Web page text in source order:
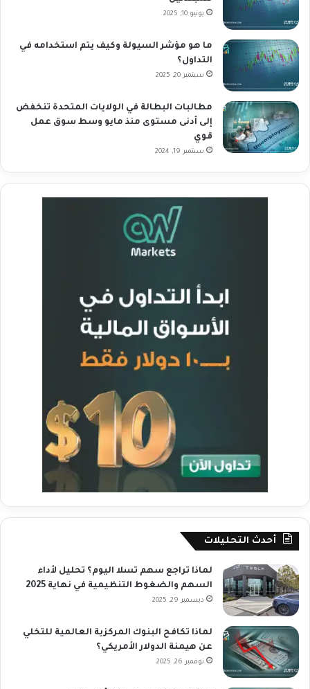
يونيو 10, 2025
ما هو مؤشر السيولة وكيف يتم استخدامه في
التداول؟
سبتمبر 20, 2025
مطالبات البطالة في الولايات المتحدة تنخفض
إلى أدنى مستوى منذ مايو وسط سوق عمل
قوي
سبتمبر 19, 2024
أحدث التحليلات
لماذا تراجع سهم تسلا اليوم؟ تحليل لأداء
السهم والضغوط التنظيمية في نهاية 2025
ديسمبر 29, 2025
لماذا تكافح البنوك المركزية العالمية للتخلي
عن هيمنة الدولار الأمريكي؟
نوفمبر 26, 2025